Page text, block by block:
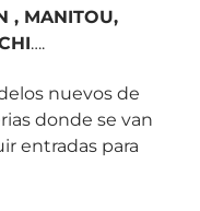
, MANITOU,
….
nuevos de
donde se van
entradas para